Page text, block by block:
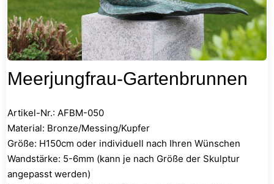
Meerjungfrau-Gartenbrunnen
Artikel-Nr.: AFBM-050
Material: Bronze/Messing/Kupfer
Größe: H150cm oder individuell nach Ihren Wünschen
Wandstärke: 5-6mm (kann je nach Größe der Skulptur
angepasst werden)